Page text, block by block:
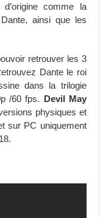
comme la
ainsi que les
retrouver les 3
Dante le roi
dans la trilogie
/60 fps. Devil May
physiques et
sur PC uniquement